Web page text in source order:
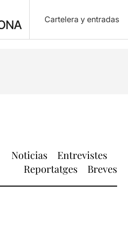
Cartelera y entradas
Noticias
Entrevistes
Reportatges
Breves